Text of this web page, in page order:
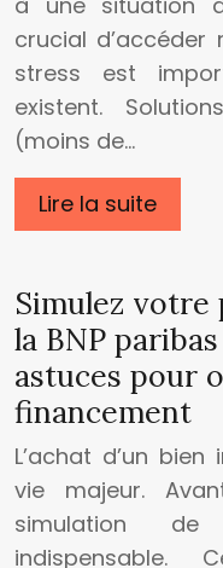
crucial d’accéder
stress est
existent.
(moins de…
Lire la suite
Simulez
la BNP
astuces pour
financement
L’achat d’un
vie majeur.
simulation
indispensable.